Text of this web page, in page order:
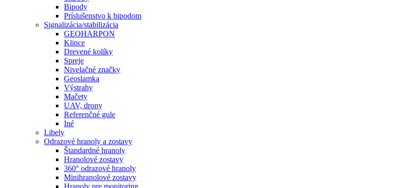
Bipody
Príslušenstvo k bipodom
Signalizácia/stabilizácia
GEOHARPON
Klince
Drevené kolíky
Spreje
Nivelačné značky
Geoslamka
Výstrahy
Mačety
UAV, drony
Referenčné gule
Iné
Libely
Odrazové hranoly a zostavy
Štandardné hranoly
Hranolové zostavy
360° odrazové hranoly
Minihranolové zostavy
Hranoly pre monitoring